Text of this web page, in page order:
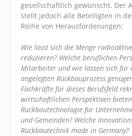
gesellschaftlich gewünscht. Der
stellt jedoch alle Beteiligten in
Reihe von Herausforderungen:
Wie lässt sich die Menge
reduzieren? Welche beruflichen
Mitarbeiter und wie lassen sich für
angelegten Rückbauprozess
Fachkräfte für dieses Berufsfeld
wirtschaftlichen Perspektiven
Rückbautechnologie für
und Gemeinden? Welche
Rückbautechnik made in Germany?